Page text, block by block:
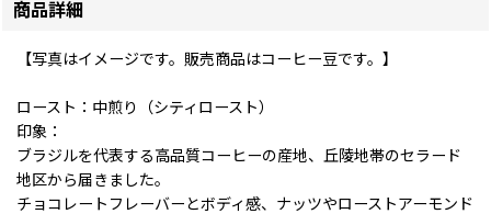
商品詳細
【写真はイメージです。販売商品はコーヒー豆です。】
ロースト：中煎り（シティロースト）
印象：
ブラジルを代表する高品質コーヒーの産地、丘陵地帯のセラード
地区から届きました。
チョコレートフレーバーとボディ感、ナッツやローストアーモンド